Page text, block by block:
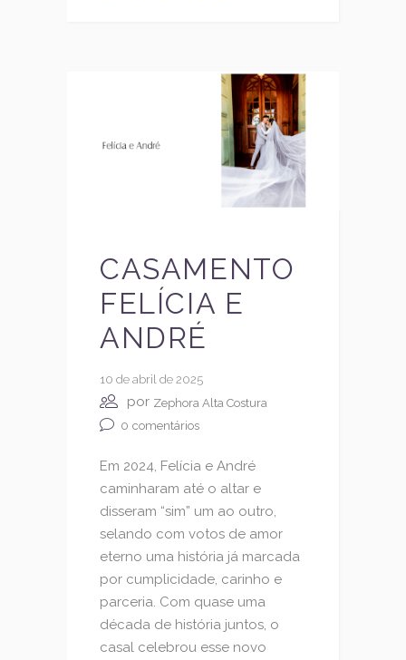
CASAMENTO
FELÍCIA E
ANDRÉ
10 de abril de 2025
por Zephora Alta Costura
0 comentários
Em 2024, Felícia e André
caminharam até o altar e
disseram “sim” um ao outro,
selando com votos de amor
eterno uma história já marcada
por cumplicidade, carinho e
parceria. Com quase uma
década de história juntos, o
casal celebrou esse novo